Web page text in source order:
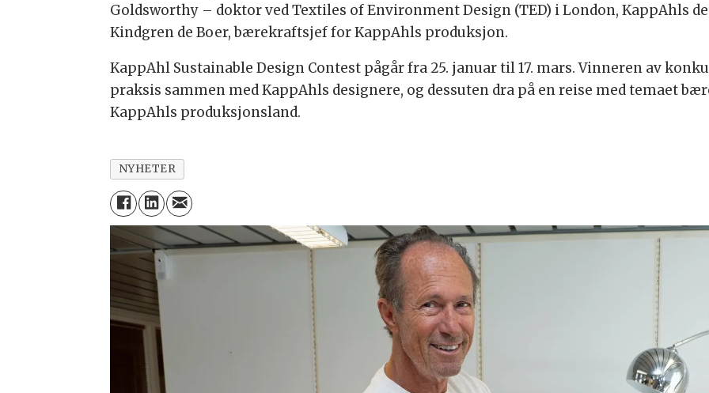
Goldsworthy – doktor ved Textiles of Environment Design (TED) i London, KappAhls
Kindgren de Boer, bærekraftsjef for KappAhls produksjon.
KappAhl Sustainable Design Contest pågår fra 25. januar til 17. mars. Vinneren av
praksis sammen med KappAhls designere, og dessuten dra på en reise med temaet
KappAhls produksjonsland.
NYHETER